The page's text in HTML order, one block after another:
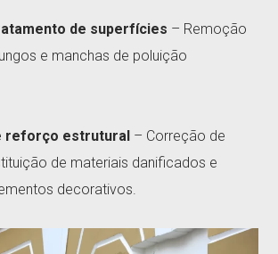
de superfícies – Remoção
e manchas de poluição
reforço estrutural – Correção de
de materiais danificados e
decorativos.